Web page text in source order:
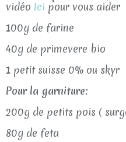
vidéo Ici pour vous aider
100g de farine
40g de primevere bio
1 petit suisse 0% ou skyr
Pour la garniture:
200g de petits pois (
80g de feta